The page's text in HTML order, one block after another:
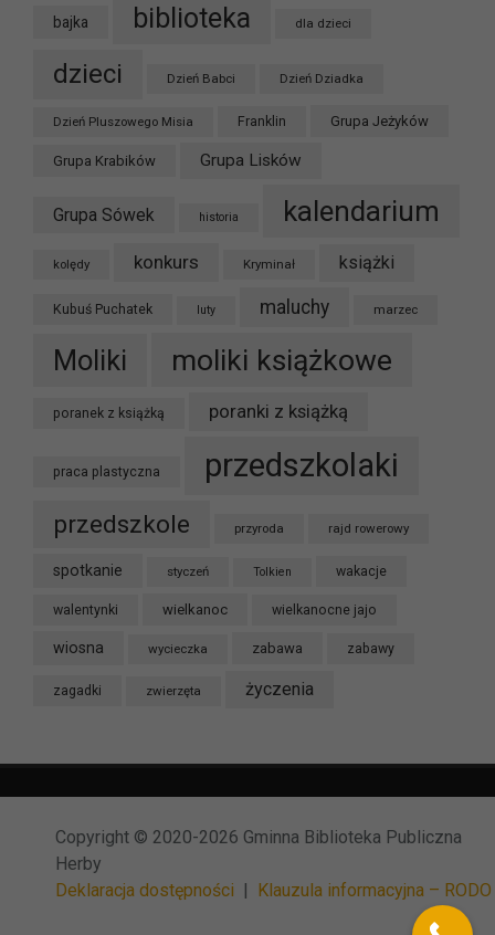
bajka biblioteka dla dzieci
dzieci Dzień Babci Dzień Dziadka
Dzień Pluszowego Misia Franklin Grupa Jeżyków
Grupa Krabików Grupa Lisków
Grupa Sówek historia kalendarium
kolędy konkurs Kryminał książki
Kubuś Puchatek luty maluchy marzec
Moliki moliki książkowe
poranek z książką poranki z książką
praca plastyczna przedszkolaki
przedszkole przyroda rajd rowerowy
spotkanie styczeń Tolkien wakacje
walentynki wielkanoc wielkanocne jajo
wiosna wycieczka zabawa zabawy
zagadki zwierzęta życzenia
Copyright © 2020-2026 Gminna Biblioteka Publiczna
Herby
Deklaracja dostępności
Klauzula informacyjna – RODO